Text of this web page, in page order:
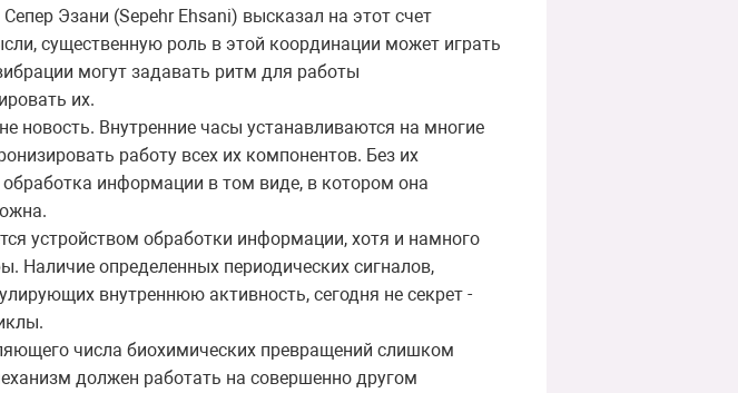
Эзани (Sepehr Ehsani) высказал на этот счет
существенную роль в этой координации может играть
могут задавать ритм для работы
их.
новость. Внутренние часы устанавливаются на многие
работу всех их компонентов. Без их
информации в том виде, в котором она
устройством обработки информации, хотя и намного
определенных периодических сигналов,
внутреннюю активность, сегодня не секрет -
числа биохимических превращений слишком
должен работать на совершенно другом